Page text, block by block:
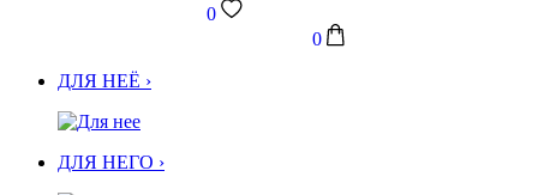
0
0
ДЛЯ НЕЁ ›
ДЛЯ НЕГО ›